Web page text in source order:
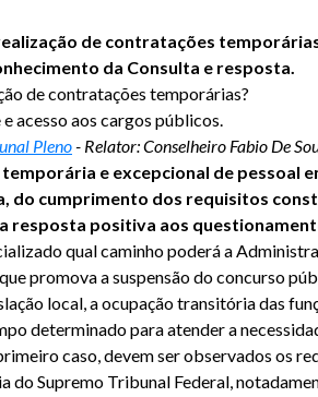
de contratações
da Consulta e resposta.
de contratações temporárias?
acesso aos cargos públicos.
Pleno- Relator: Conselheiro Fabio De
e excepcional de pessoal
cumprimento dos requisitos
resposta positiva aos
qual caminho poderá a
promova a suspensão do concurso
local, a ocupação transitória das
determinado para atender a
caso, devem ser observados os
Supremo Tribunal Federal,